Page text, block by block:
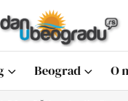
Beograd O